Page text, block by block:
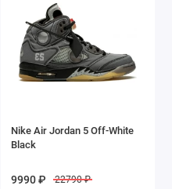
Nike Air Jordan 5 Off-White
Black
9990 ₽ 22790 ₽